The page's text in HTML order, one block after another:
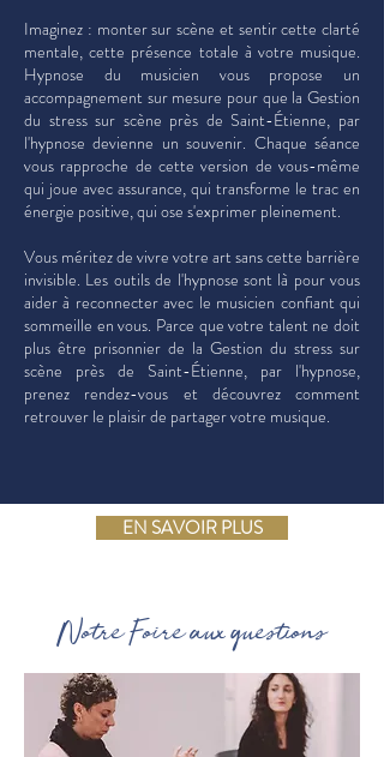
Imaginez : monter sur scène et sentir cette clarté
mentale, cette présence totale à votre musique.
Hypnose du musicien vous propose un
accompagnement sur mesure pour que la Gestion
du stress sur scène près de Saint-Étienne, par
l'hypnose devienne un souvenir. Chaque séance
vous rapproche de cette version de vous-même
qui joue avec assurance, qui transforme le trac en
énergie positive, qui ose s'exprimer pleinement.
Vous méritez de vivre votre art sans cette barrière
invisible. Les outils de l'hypnose sont là pour vous
aider à reconnecter avec le musicien confiant qui
sommeille en vous. Parce que votre talent ne doit
plus être prisonnier de la Gestion du stress sur
scène près de Saint-Étienne, par l'hypnose,
prenez rendez-vous et découvrez comment
retrouver le plaisir de partager votre musique.
EN SAVOIR PLUS
Notre Foire aux questions